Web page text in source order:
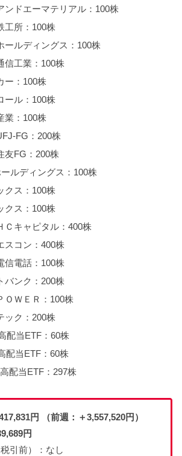
ドエーマテリアル：100株
所：100株
ルディングス：100株
工業：100株
ー：100株
ル：100株
業：100株
FG：200株
FG：200株
ルディングス：100株
ス：100株
ス：100株
キャピタル：400株
コン：400株
電話：100株
ンク：200株
ＷＥＲ：100株
ク：200株
当ETF：60株
当ETF：60株
当ETF：297株
円 （前週：＋3,557,520円）
円
引前）：なし